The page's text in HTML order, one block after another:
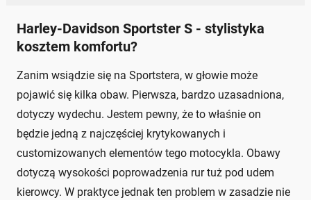
Harley-Davidson Sportster S - stylistyka
kosztem komfortu?
Zanim wsiądzie się na Sportstera, w głowie może
pojawić się kilka obaw. Pierwsza, bardzo uzasadniona,
dotyczy wydechu. Jestem pewny, że to właśnie on
będzie jedną z najczęściej krytykowanych i
customizowanych elementów tego motocykla. Obawy
dotyczą wysokości poprowadzenia rur tuż pod udem
kierowcy. W praktyce jednak ten problem w zasadzie nie